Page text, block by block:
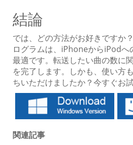
結論
では、どの方法がお好きですか？
ログラムは、iPhoneからiPodへ
最適です。転送したい曲の数に
を完了します。しかも、使い方
ちいただけましたか？今すぐお
関連記事